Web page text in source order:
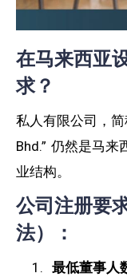
在马来西亚
求？
私人有限公司，简
Bhd.” 仍然是马
业结构。
公司注册要
法）：
最低董事人